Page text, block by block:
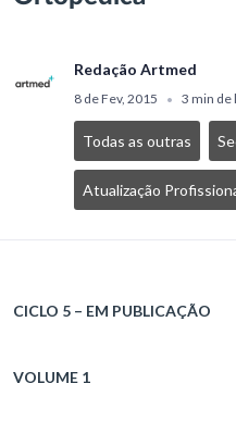
Redação Artmed
8 de Fev, 2015 • 3 min de
Todas as outras
Atualização
CICLO 5 – EM PUBLICAÇÃO
VOLUME 1